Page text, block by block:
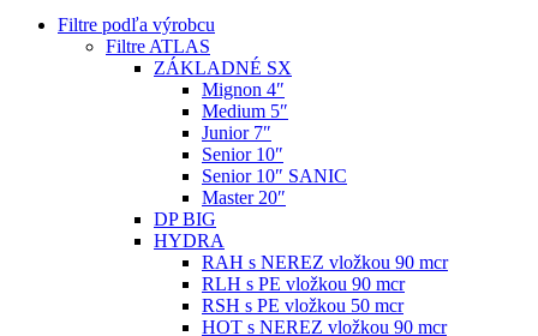
Filtre podľa výrobcu
Filtre ATLAS
ZÁKLADNÉ SX
Mignon 4″
Medium 5″
Junior 7″
Senior 10″
Senior 10″ SANIC
Master 20″
DP BIG
HYDRA
RAH s NEREZ vložkou 90 mcr
RLH s PE vložkou 90 mcr
RSH s PE vložkou 50 mcr
HOT s NEREZ vložkou 90 mcr